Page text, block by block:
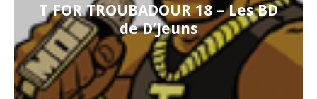
T FOR TROUBADOUR 18 – Les BD
de D’Jeuns